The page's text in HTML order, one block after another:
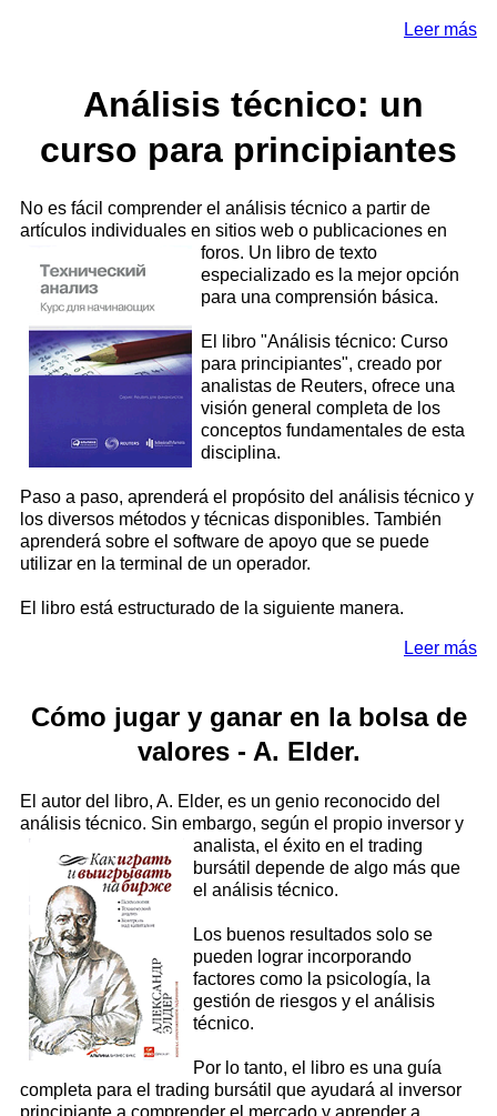
Leer más
Análisis técnico: un
curso para principiantes
No es fácil comprender el análisis técnico a partir de
artículos individuales en sitios web o publicaciones en
foros. Un libro de texto
especializado es la mejor opción
para una comprensión básica.
El libro "Análisis técnico: Curso
para principiantes", creado por
analistas de Reuters, ofrece una
visión general completa de los
conceptos fundamentales de esta
disciplina.
Paso a paso, aprenderá el propósito del análisis técnico y
los diversos métodos y técnicas disponibles. También
aprenderá sobre el software de apoyo que se puede
utilizar en la terminal de un operador.
El libro está estructurado de la siguiente manera.
Leer más
Cómo jugar y ganar en la bolsa de
valores - A. Elder.
El autor del libro, A. Elder, es un genio reconocido del
análisis técnico. Sin embargo, según el propio inversor y
analista, el éxito en el trading
bursátil depende de algo más que
el análisis técnico.
Los buenos resultados solo se
pueden lograr incorporando
factores como la psicología, la
gestión de riesgos y el análisis
técnico.
Por lo tanto, el libro es una guía
completa para el trading bursátil que ayudará al inversor
principiante a comprender el mercado y aprender a